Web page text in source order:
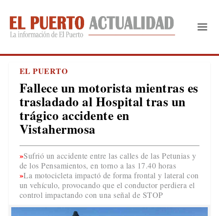
EL PUERTO
Fallece un motorista mientras es
trasladado al Hospital tras un
trágico accidente en
Vistahermosa
Sufrió un accidente entre las calles de las Petunias y
de los Pensamientos, en torno a las 17.40 horas
La motocicleta impactó de forma frontal y lateral con
un vehículo, provocando que el conductor perdiera el
control impactando con una señal de STOP